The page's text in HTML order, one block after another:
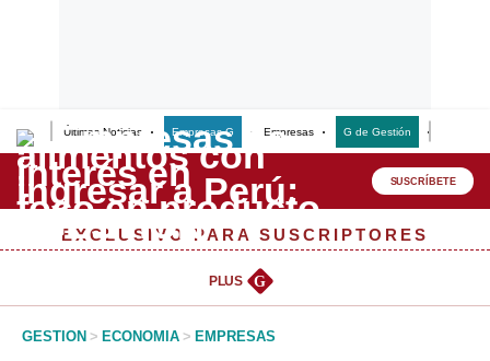
Últimas Noticias Empresas G Empresas G de Gestión
Lo último
Peru Quiosco
Management & Empleo
SUSCRÍBETE
EXCLUSIVO PARA SUSCRIPTORES
PLUS G
GESTION > ECONOMIA > EMPRESAS